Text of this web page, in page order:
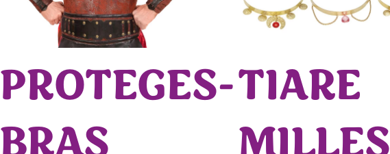
PROTEGES-TIARE